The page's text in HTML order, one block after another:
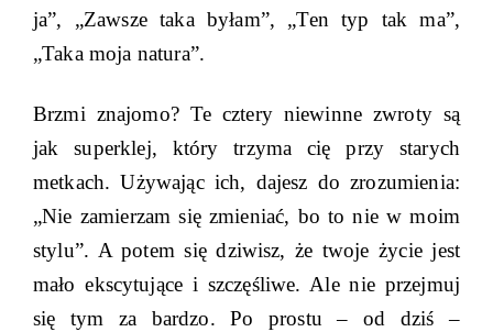
ja”, „Zawsze taka byłam”, „Ten typ tak ma”,
„Taka moja natura”.
Brzmi znajomo? Te cztery niewinne zwroty są
jak superklej, który trzyma cię przy starych
metkach. Używając ich, dajesz do zrozumienia:
„Nie zamierzam się zmieniać, bo to nie w moim
stylu”. A potem się dziwisz, że twoje życie jest
mało ekscytujące i szczęśliwe. Ale nie przejmuj
się tym za bardzo. Po prostu – od dziś –